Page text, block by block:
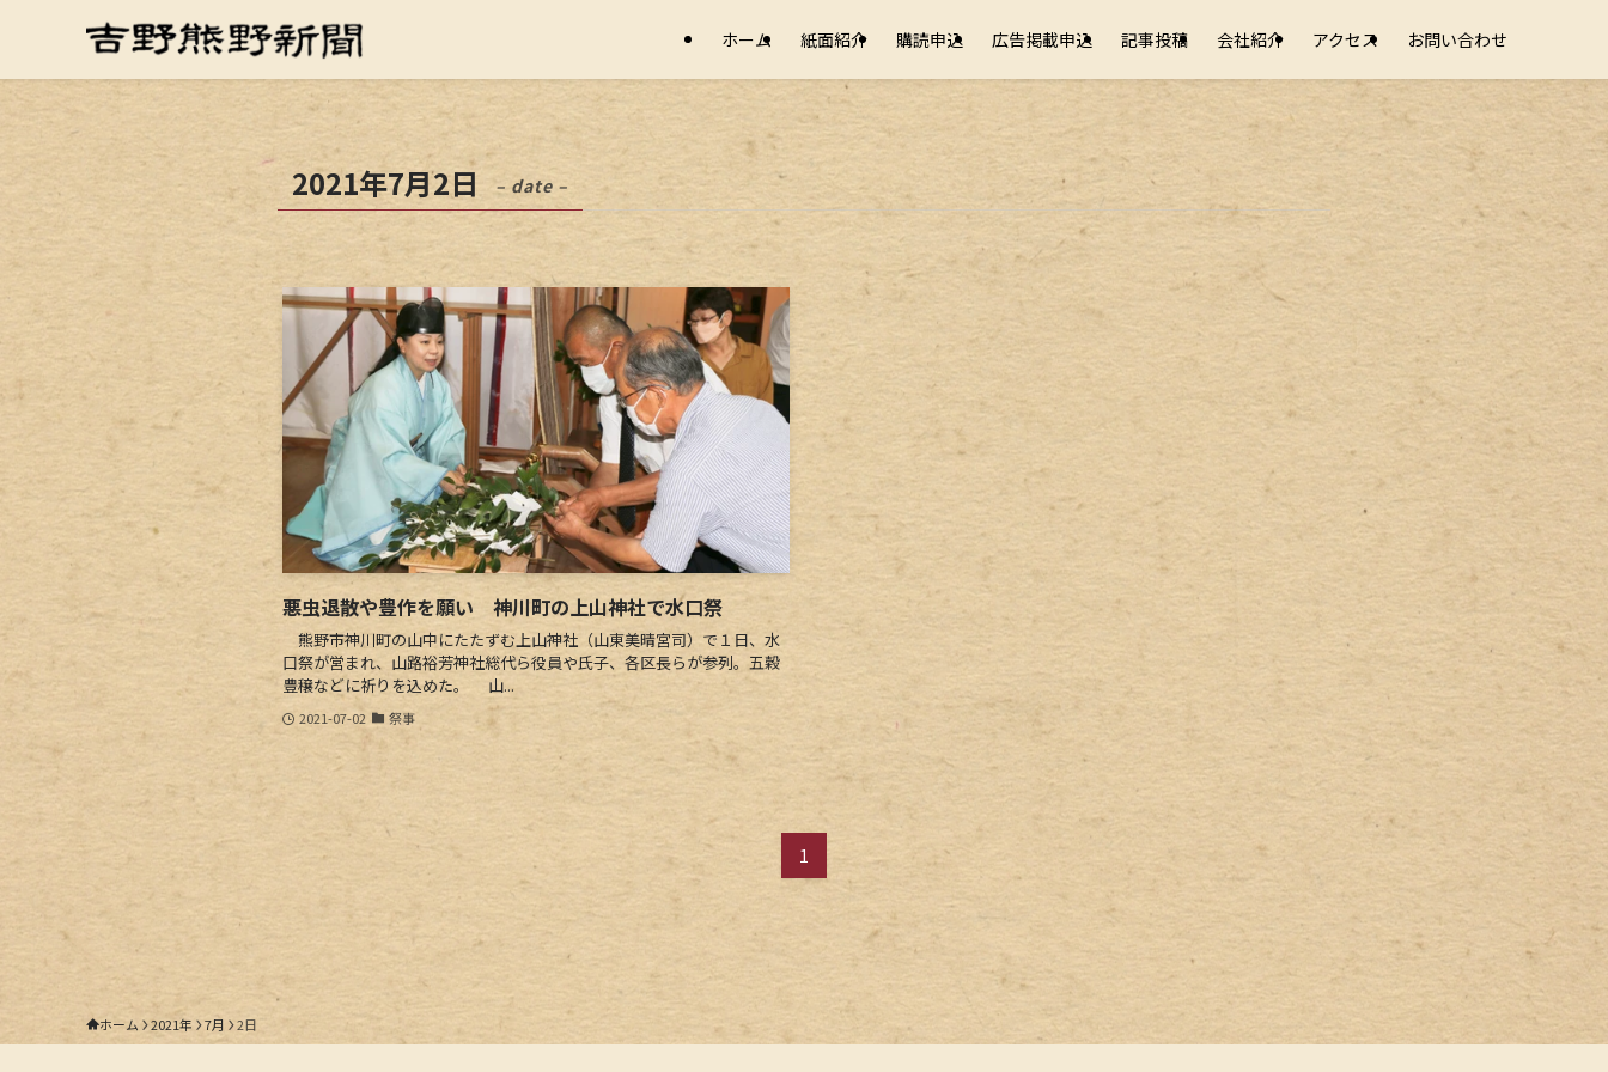
ホーム 紙面紹介 購読申込 広告掲載申込 記事投稿 会社紹介 アクセス お問い合わせ
2021年7月2日 – date –
悪虫退散や豊作を願い 神川町の上山神社で水口祭
熊野市神川町の山中にたたずむ上山神社（山東美晴宮司）で１日、水
口祭が営まれ、山路裕芳神社総代ら役員や氏子、各区長らが参列。五穀
豊穣などに祈りを込めた。 山...
2021-07-02 祭事
1
ホーム 2021年 7月 2日